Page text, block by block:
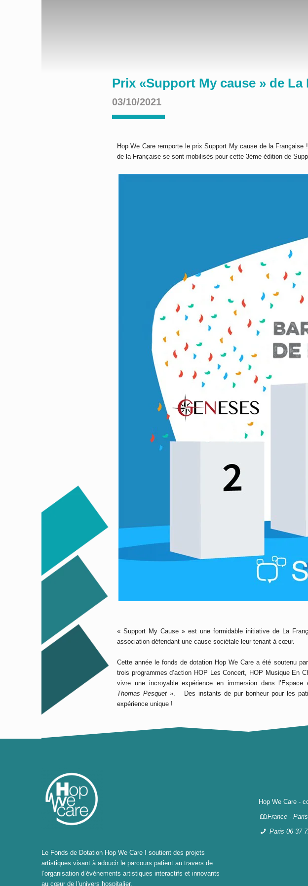
Prix «Support My cause » de La
03/10/2021
Hop We Care remporte le prix Support My cause de la
de la Française se sont mobilisés pour cette 3éme édition de
« Support My Cause » est une formidable initiative de La
association défendant une cause sociétale leur tenant à cœur.
Cette année le fonds de dotation Hop We Care a été soutenu
trois programmes d’action HOP Les Concert, HOP Musique En
vivre une incroyable expérience en immersion dans
Thomas Pesquet ». Des instants de pur bonheur pour les
expérience unique !
Le Fonds de Dotation Hop We Care ! soutient des projets
artistiques visant à adoucir le parcours patient au travers de
l’organisation d’événements artistiques interactifs et innovants
au cœur de l’univers hospitalier.
Hop We Care -
France -
Paris 06 37